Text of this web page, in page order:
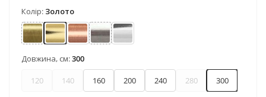
Колір: Золото
АнтикЗолотоМідьНержавіюча сталь
Хром
Довжина, см:300
120 140 160 200 240 280 300